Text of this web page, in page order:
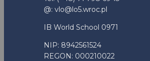
@: vlo@lo5.wroc.pl
IB World School 0971
NIP: 8942561524
REGON: 000210022